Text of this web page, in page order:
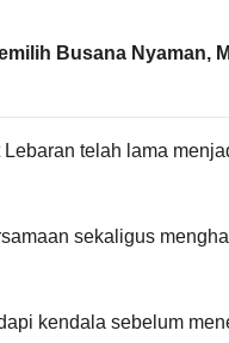
Busana Nyaman,
telah lama
sekaligus
kendala sebelum